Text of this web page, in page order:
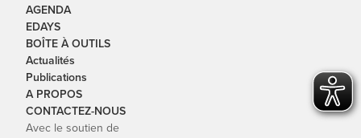
AGENDA
EDAYS
BOÎTE À OUTILS
Actualités
Publications
A PROPOS
CONTACTEZ-NOUS
Avec le soutien de